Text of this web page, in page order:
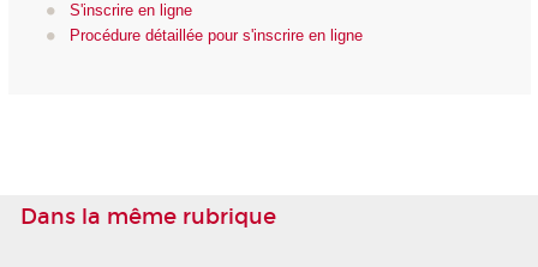
S'inscrire en ligne
Procédure détaillée pour s'inscrire en ligne
Dans la même rubrique